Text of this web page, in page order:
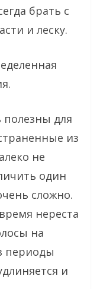
брать с
и леску.
полезны для
из
не
один
сложно.
нереста
на
периоды
и